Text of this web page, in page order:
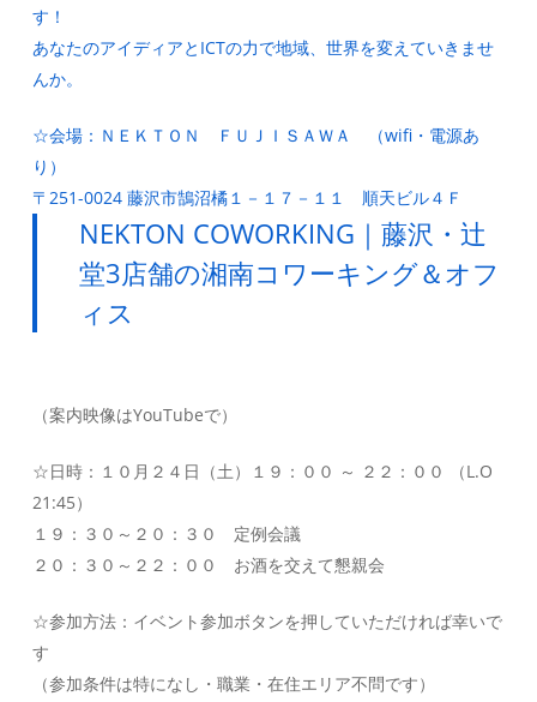
す！
あなたのアイディアとICTの力で地域、世界を変えていきませ
んか。
☆会場：ＮＥＫＴＯＮ ＦＵＪＩＳＡＷＡ （wifi・電源あ
り）
〒251-0024 藤沢市鵠沼橘１－１７－１１ 順天ビル４Ｆ
NEKTON COWORKING｜藤沢・辻
堂3店舗の湘南コワーキング＆オフ
ィス
（案内映像はYouTubeで）
☆日時：１０月２４日（土）１９：００ ～ ２２：００ （L.O
21:45）
１９：３０～２０：３０ 定例会議
２０：３０～２２：００ お酒を交えて懇親会
☆参加方法：イベント参加ボタンを押していただければ幸いで
す
（参加条件は特になし・職業・在住エリア不問です）